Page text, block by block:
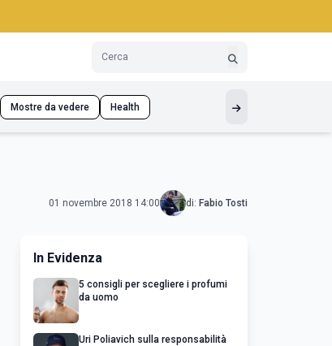
Mostre da vedere Health
01 novembre 2018 14:00 di: Fabio Tosti
In Evidenza
5 consigli per scegliere i profumi
da uomo
Uri Poliavich sulla responsabilità